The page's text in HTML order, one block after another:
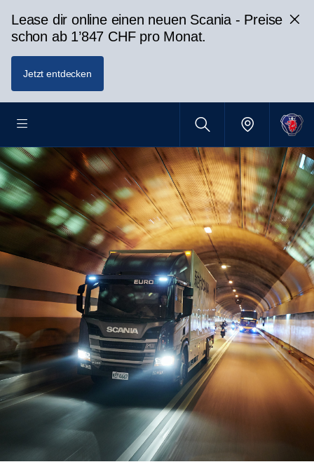
Lease dir online einen neuen Scania - Preise
schon ab 1’847 CHF pro Monat.
Jetzt entdecken